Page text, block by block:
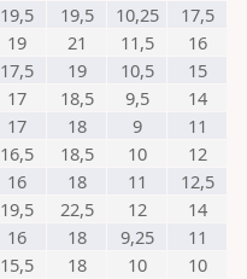
19,5 19,5 10,25
17,5
19 21 11,5
16
17,5 19 10,5
15
17 18,5 9,5
14
17 18 9
11
16,5 18,5 10
12
16 18 11
12,5
19,5 22,5 12
14
16 18 9,25
11
15,5 18 10
10